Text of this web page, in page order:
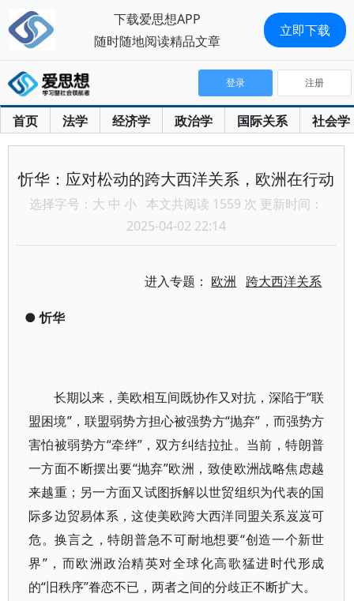
首页 法学 经济学 政治学 国际关系 社会学
登录 注册
忻华：应对松动的跨大西洋关系，欧洲在行动
选择字号： 大 中 小 本文共阅读 1559 次 更新时间：
2025-04-02 22:14
进入专题： 欧洲 跨大西洋关系
●忻华
长期以来，美欧相互间既协作又对抗，深陷于“联
盟困境”，联盟弱势方担心被强势方“抛弃”，而强势方
害怕被弱势方“牵绊”，双方纠结拉扯。当前，特朗普
一方面不断摆出要“抛弃”欧洲，致使欧洲战略焦虑越
来越重；另一方面又试图拆解以世贸组织为代表的国
际多边贸易体系，这使美欧跨大西洋同盟关系岌岌可
危。换言之，特朗普急不可耐地想要“创造一个新世
界”，而欧洲政治精英对全球化高歌猛进时代形成
的“旧秩序”眷恋不已，两者之间的分歧正不断扩大。
下载爱思想APP
随时随地阅读精品文章
立即下载